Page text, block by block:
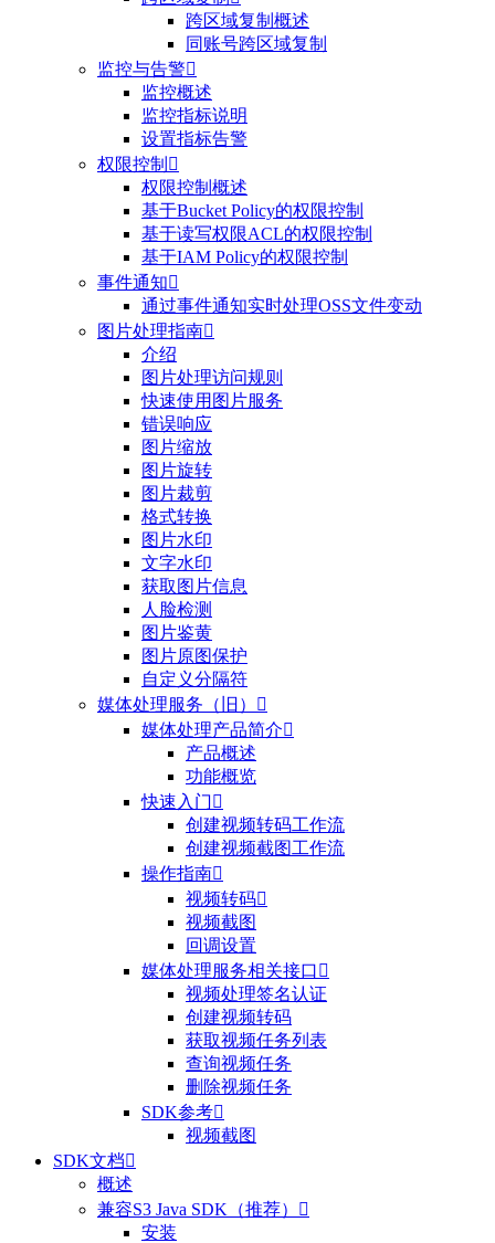
跨区域复制概述
同账号跨区域复制
监控与告警
监控概述
监控指标说明
设置指标告警
权限控制 
权限控制概述
基于Bucket Policy的权限控制
基于读写权限ACL的权限控制
基于IAM Policy的权限控制
事件通知
通过事件通知实时处理OSS文件变动
图片处理指南
介绍
图片处理访问规则
快速使用图片服务
错误响应
图片缩放
图片旋转
图片裁剪
格式转换
图片水印
文字水印
获取图片信息
人脸检测
图片鉴黄
图片原图保护
自定义分隔符
媒体处理服务（旧）

媒体处理产品简介
产品概述
功能概览
快速入门 
创建视频转码工作流
创建视频截图工作流
操作指南
视频转码
视频截图
回调设置
媒体处理服务相关接口 
视频处理签名认证
创建视频转码
获取视频任务列表
查询视频任务
删除视频任务
SDK参考
视频截图
SDK文档
概述
兼容S3 Java SDK（推荐）

安装